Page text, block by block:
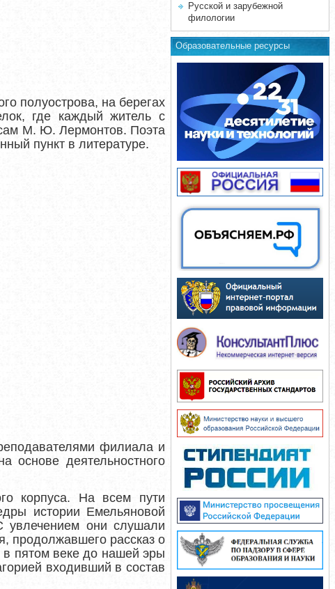
полуострова, на берегах
где каждый житель с
сам М. Ю. Лермонтов. Поэта
пункт в литературе.
филиала и
основе деятельностного
корпуса. На всем пути
истории Емельяновой
увлечением они слушали
продолжавшего рассказ о
в пятом веке до нашей эры
входивший в состав
Русской и зарубежной
филологии
Образовательные ресурсы